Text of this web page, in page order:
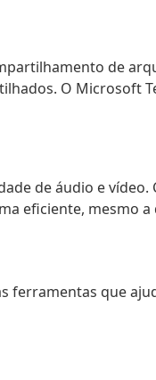
de
O Microsoft
de áudio e vídeo.
eficiente, mesmo a
ferramentas que